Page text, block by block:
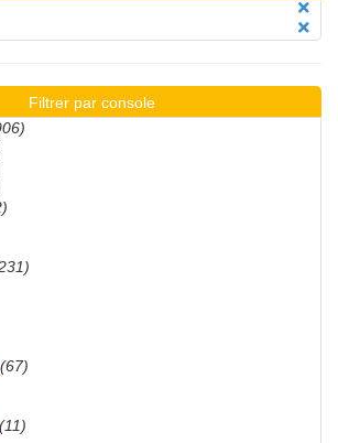
Filtrer par console
(67)
(11)